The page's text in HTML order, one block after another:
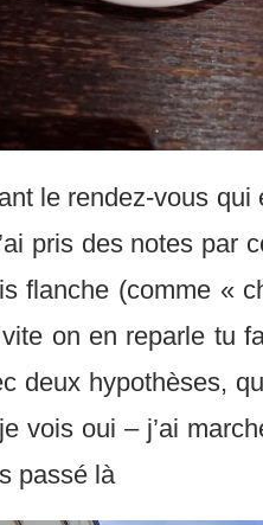
le rendez-vous
pris des notes par
flanche (comme «
on en reparle tu
deux hypothèses,
vois oui – j’ai
passé là